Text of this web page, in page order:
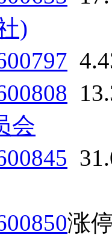
)
会
涨